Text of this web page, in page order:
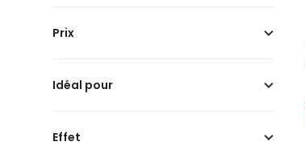
Prix
Idéal pour
Effet